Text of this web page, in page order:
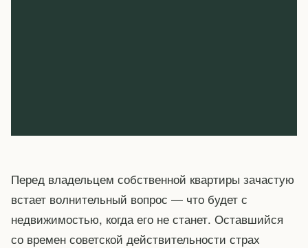
Перед владельцем собственной квартиры зачастую
встает волнительный вопрос — что будет с
недвижимостью, когда его не станет. Оставшийся
со времен советской действительности страх